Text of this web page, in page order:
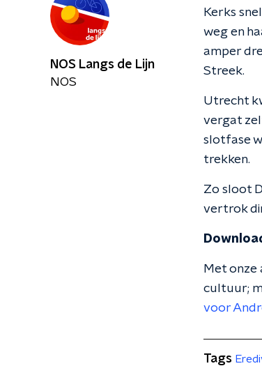
Kerks
weg en
amper
Streek.
Utrecht
vergat
slotfase
trekken.
Zo sloot
vertrok
Met onze
cultuur;
voor
NOS Langs de Lijn
NOS
Tags